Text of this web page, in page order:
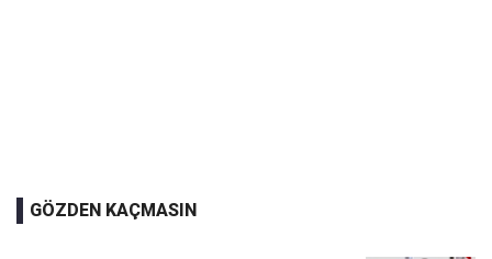
GÖZDEN KAÇMASIN